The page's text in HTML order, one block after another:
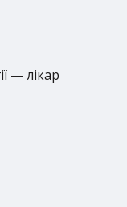
— лікар